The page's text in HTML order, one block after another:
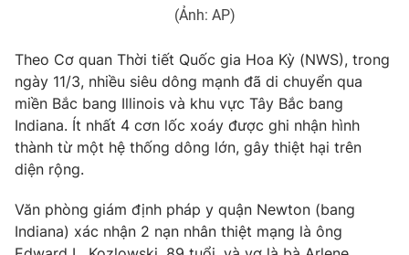
Hitech Công nghệ tương lai
Sản phẩm
Thị trường
Tư vấn
Giao lưu trực tuyến
Lịch phát sóng
Emagazine Podcast
(Ảnh: AP)
Theo Cơ quan Thời tiết Quốc gia Hoa Kỳ (NWS), trong
ngày 11/3, nhiều siêu dông mạnh đã di chuyển qua
miền Bắc bang Illinois và khu vực Tây Bắc bang
Indiana. Ít nhất 4 cơn lốc xoáy được ghi nhận hình
thành từ một hệ thống dông lớn, gây thiệt hại trên
diện rộng.
Văn phòng giám định pháp y quận Newton (bang
Indiana) xác nhận 2 nạn nhân thiệt mạng là ông